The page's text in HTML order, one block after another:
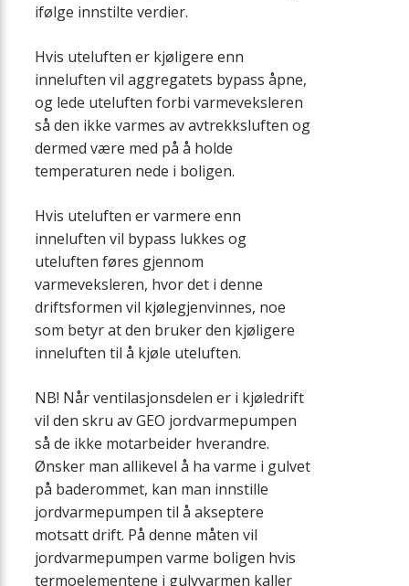
ifølge innstilte verdier.
Hvis uteluften er kjøligere enn
inneluften vil aggregatets bypass åpne,
og lede uteluften forbi varmeveksleren
så den ikke varmes av avtrekksluften og
dermed være med på å holde
temperaturen nede i boligen.
Hvis uteluften er varmere enn
inneluften vil bypass lukkes og
uteluften føres gjennom
varmeveksleren, hvor det i denne
driftsformen vil kjølegjenvinnes, noe
som betyr at den bruker den kjøligere
inneluften til å kjøle uteluften.
NB! Når ventilasjonsdelen er i kjøledrift
vil den skru av GEO jordvarmepumpen
så de ikke motarbeider hverandre.
Ønsker man allikevel å ha varme i gulvet
på baderommet, kan man innstille
jordvarmepumpen til å akseptere
motsatt drift. På denne måten vil
jordvarmepumpen varme boligen hvis
termoelementene i gulvvarmen kaller